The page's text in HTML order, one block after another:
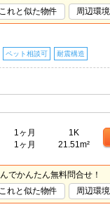
これと似た物件 周辺環境
ペット相談可 耐震構造
1ヶ月
1ヶ月
1K
21.51m²
でかんたん無料問合せ！
これと似た物件 周辺環境